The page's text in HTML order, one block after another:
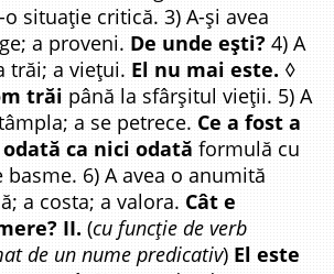
situație critică. 3) A-și avea
a proveni. De unde ești? 4) A
trăi; a viețui. El nu mai este. ◊
trăi până la sfârșitul vieții. 5) A
a se petrece. Ce a fost a
ca nici odată formulă cu
6) A avea o anumită
a costa; a valora. Cât e
II.(cu funcție de verb
de un nume predicativ) El este